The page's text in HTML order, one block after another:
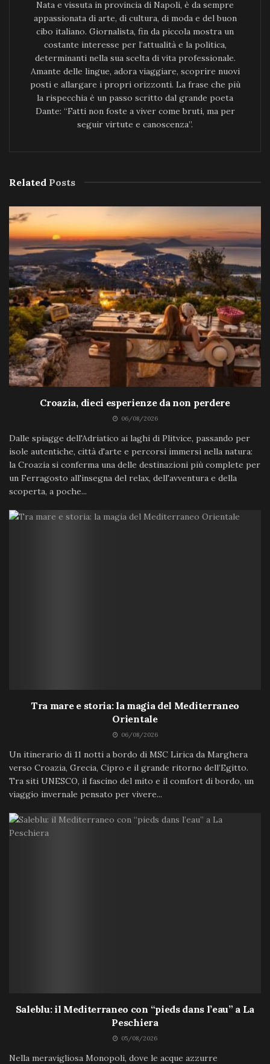
Nata e vissuta in provincia di Napoli, è da sempre
appassionata di arte, di cultura, di moda e del buon
cibo italiano. Giornalista, fin da piccola mostra un
costante interesse per l’attualità e la politica,
determinanti nella sua scelta di vita professionale.
Amante delle lingue, adora viaggiare, scoprire nuovi
posti e allargare i propri orizzonti. La frase che più
la rispecchia è un passo scritto dal grande poeta
Dante: “Fatti non foste a viver come bruti, ma per
seguir virtute e canoscenza”.
Related Posts
Croazia, dieci esperienze da non perdere
06/08/2026
Dalle spiagge dell'Adriatico ai laghi di Plitvice, passando per
isole autentiche, città d'arte e percorsi immersi nella natura:
la Croazia si conferma una delle destinazioni più complete per
un Ferragosto all'insegna del relax, dell'avventura e della
scoperta, a poche...
Tra mare e storia: la magia del Mediterraneo
Orientale
06/08/2026
Un itinerario di 11 notti a bordo di MSC Lirica da Marghera
verso Croazia, Grecia, Cipro e il grande ritorno dell’Egitto.
Tra siti UNESCO, il fascino del mito e il comfort di bordo, un
viaggio invernale pensato per vivere...
Saleblu: il Mediterraneo con “pieds dans l’eau” a La
Peschiera
05/08/2026
Nella meravigliosa Monopoli, dove le acque azzurre